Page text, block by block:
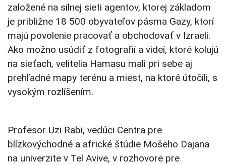
založené na silnej sieti agentov, ktorej základom
je približne 18 500 obyvateľov pásma Gazy, ktorí
majú povolenie pracovať a obchodovať v Izraeli.
Ako možno usúdiť z fotografií a videí, ktoré kolujú
na sieťach, velitelia Hamasu mali pri sebe aj
prehľadné mapy terénu a miest, na ktoré útočili, s
vysokým rozlíšením.
Profesor Uzi Rabi, vedúci Centra pre
blízkovýchodné a africké štúdie Mošeho Dajana
na univerzite v Tel Avive, v rozhovore pre